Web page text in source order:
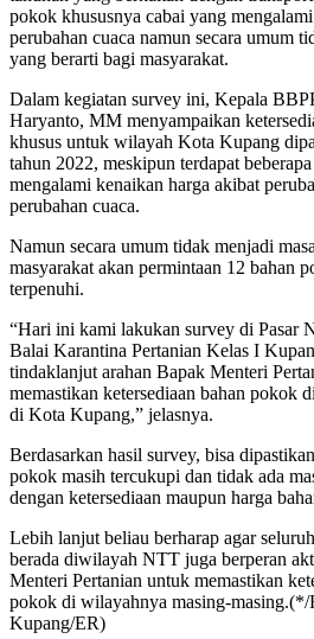
pokok khususnya cabai yang
perubahan cuaca namun secara umum
yang berarti bagi masyarakat.
Dalam kegiatan survey ini, Kepala
Haryanto, MM menyampaikan
khusus untuk wilayah Kota Kupang
tahun 2022, meskipun terdapat
mengalami kenaikan harga akibat
perubahan cuaca.
Namun secara umum tidak menjadi
masyarakat akan permintaan 12 bahan
terpenuhi.
“Hari ini kami lakukan survey di Pasar
Balai Karantina Pertanian Kelas I
tindaklanjut arahan Bapak Menteri
memastikan ketersediaan bahan pokok
di Kota Kupang,” jelasnya.
Berdasarkan hasil survey, bisa
pokok masih tercukupi dan tidak ada
dengan ketersediaan maupun harga
Lebih lanjut beliau berharap agar
berada diwilayah NTT juga berperan
Menteri Pertanian untuk memastikan
pokok di wilayahnya masing-
Kupang/ER)